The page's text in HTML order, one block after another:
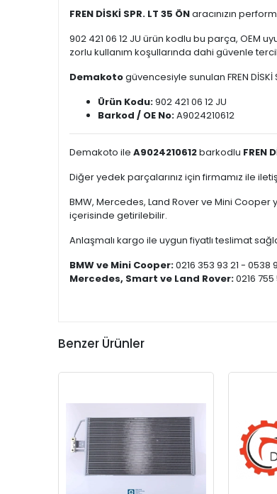
FREN DİSKİ SPR. LT 35 ÖNaracınızın
902 421 06 12 JU ürün kodlu bu parça, OEM
zorlu kullanım koşullarında dahi güvenle
Demakotogüvencesiyle sunulan FREN
Ürün Kodu:902 421 06 12 JU
Barkod / OE No:A9024210612
Demakoto ile A9024210612barkodlu FREN
Diğer yedek parçalarınız için firmamız ile
BMW, Mercedes, Land Rover ve Mini
içerisinde getirilebilir.
Anlaşmalı kargo ile uygun fiyatlı teslimat
BMW ve Mini Cooper:0216 353 93 21 - 0538
Mercedes, Smart ve Land Rover:0216 755
Benzer Ürünler